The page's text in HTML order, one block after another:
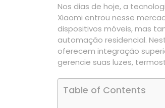
Nos dias de hoje, a
Xiaomi entrou nesse
dispositivos móveis, mas
automação residencial.
oferecem integração
gerencie suas luzes,
Table of Contents